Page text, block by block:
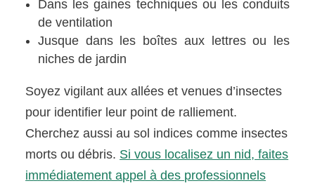
Dans les gaines techniques ou les conduits
de ventilation
Jusque dans les boîtes aux lettres ou les
niches de jardin
Soyez vigilant aux allées et venues d’insectes
pour identifier leur point de ralliement.
Cherchez aussi au sol indices comme insectes
morts ou débris. Si vous localisez un nid, faites
immédiatement appel à des professionnels